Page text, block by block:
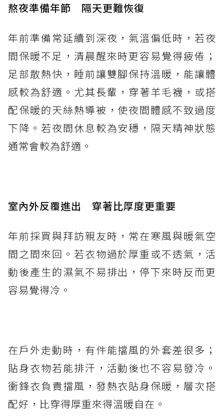
熬夜準備年節 隔天更難恢復
年前準備常延續到深夜，氣溫偏低時，若夜
間保暖不足，清晨醒來時更容易覺得疲倦；
足部散熱快，睡前讓雙腳保持溫暖，能讓體
感較為舒適。尤其長輩，穿著羊毛襪，或搭
配保暖的天絲熱導被，使夜間體感不致過度
下降。若夜間休息較為安穩，隔天精神狀態
通常會較為舒適。
室內外反覆進出 穿著比厚度更重要
年前採買與拜訪親友時，常在寒風與暖氣空
間之間來回。若衣物過於厚重或不透氣，活
動後產生的濕氣不易排出，停下來時反而更
容易覺得冷。
在戶外走動時，有件能擋風的外套差很多；
貼身衣物若能排汗，活動後也不容易發冷。
衝鋒衣負責擋風，發熱衣貼身保暖，層次搭
配好，比穿得厚重來得溫暖自在。